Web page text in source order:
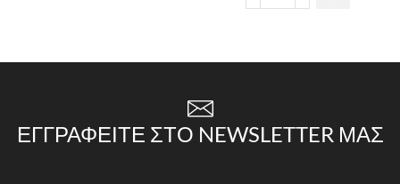
ΕΓΓΡΑΦΕΊΤΕ ΣΤΟ NEWSLETTER ΜΑΣ